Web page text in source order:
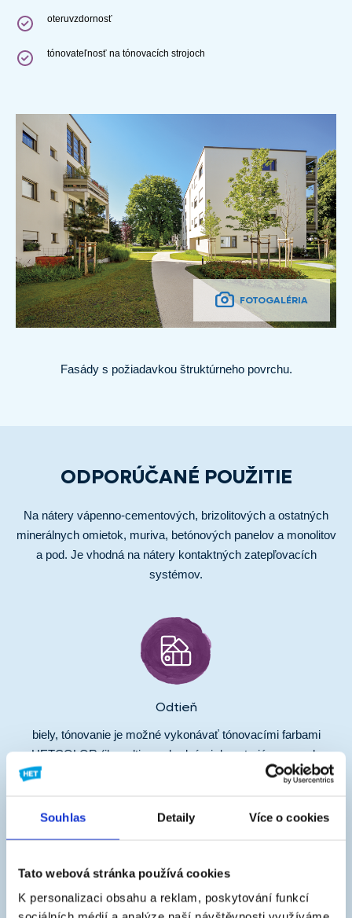
Souhlas Detaily Více o cookies
Tato webová stránka používá cookies
K personalizaci obsahu a reklam, poskytování funkcí
oteruvzdornosť
tónovateľnosť na tónovacích strojoch
FOTOGALÉRIA
Fasády s požiadavkou štruktúrneho povrchu.
ODPORÚČANÉ POUŽITIE
Na nátery vápenno-cementových, brizolitových a ostatných
minerálnych omietok, muriva, betónových panelov a monolitov
a pod. Je vhodná na nátery kontaktných zatepľovacích
systémov.
Odtieň
biely, tónovanie je možné vykonávať tónovacími farbami
HETCOLOR (iba odtiene vhodnými do exteriéru max. do
pomeru 1 : 25 dielom farby), prípadne pomocou tónovacích